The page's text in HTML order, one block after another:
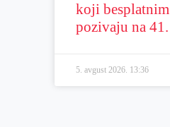
koji
pozivaju na
5. avgust 2026. 13:36